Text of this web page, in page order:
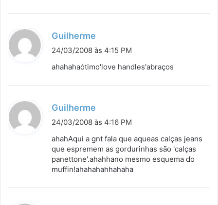
Guilherme
i
e
24/03/2008 às 4:15 PM
ahahahaótimo'love handles'abraços
Guilherme
i
s
e
:
24/03/2008 às 4:16 PM
ahahAqui a gnt fala que aqueas calças jeans
que espremem as gordurinhas são 'calças
panettone'.ahahhano mesmo esquema do
muffin!ahahahahhahaha